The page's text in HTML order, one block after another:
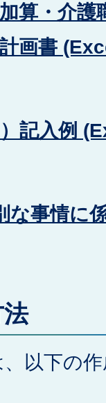
算・介
画書
）記入例
な事情に
以下の